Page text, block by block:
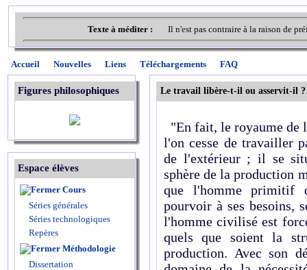
Texte à méditer : Il n'est pas contraire à la raison de
Accueil Nouvelles Liens Téléchargements FAQ
Figures philosophiques
Espace élèves
Cours
Séries générales
Séries technologiques
Repères
Méthodologie
Dissertation
Le travail libère-t-il ou asservit-il ?
"En fait, le royaume de
l'on cesse de travailler
de l'extérieur ; il se
sphère de la production
que l'homme primitif
pourvoir à ses besoins,
l'homme civilisé est
quels que soient la
production. Avec son